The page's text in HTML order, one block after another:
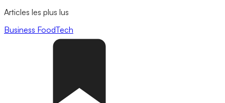
Articles les plus lus
Business FoodTech